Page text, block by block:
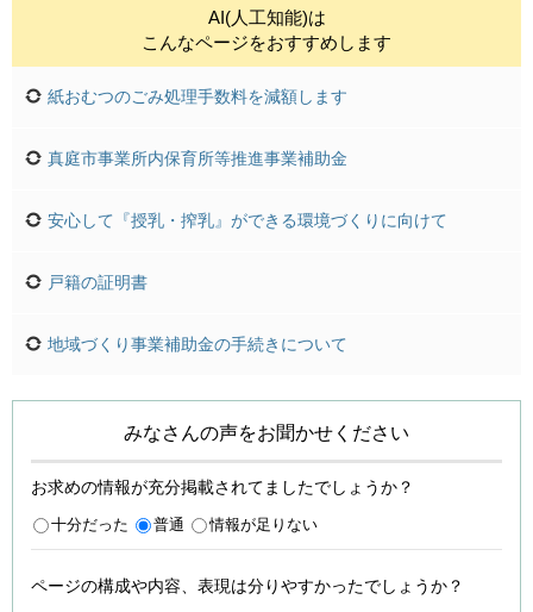
AI(人工知能)は
こんなページをおすすめします
紙おむつのごみ処理手数料を減額します
真庭市事業所内保育所等推進事業補助金
安心して『授乳・搾乳』ができる環境づくりに向けて
戸籍の証明書
地域づくり事業補助金の手続きについて
みなさんの声をお聞かせください
お求めの情報が充分掲載されてましたでしょうか？
十分だった 普通 情報が足りない
ページの構成や内容、表現は分りやすかったでしょうか？